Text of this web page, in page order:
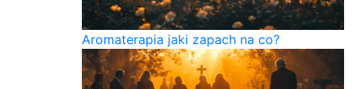
Aromaterapia jaki zapach na co?